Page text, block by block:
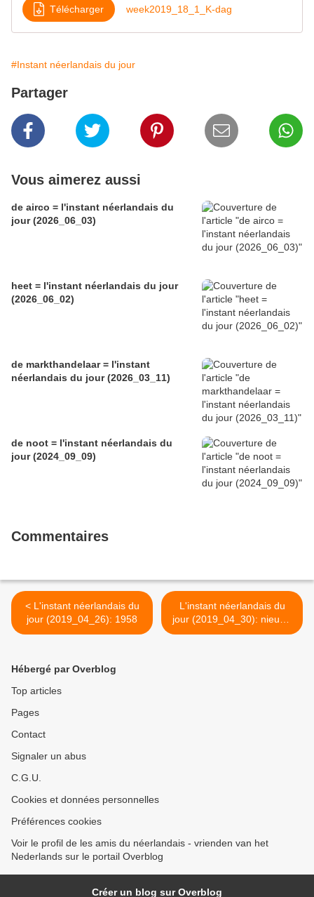
Télécharger week2019_18_1_K-dag
#Instant néerlandais du jour
Partager
Vous aimerez aussi
de airco = l'instant néerlandais du
jour (2026_06_03)
heet = l'instant néerlandais du jour
(2026_06_02)
de markthandelaar = l'instant
néerlandais du jour (2026_03_11)
de noot = l'instant néerlandais du
jour (2024_09_09)
Commentaires
< L'instant néerlandais du
jour (2019_04_26): 1958
L'instant néerlandais du
jour (2019_04_30): nieuwe
lidstaten >
Hébergé par Overblog
Top articles
Pages
Contact
Signaler un abus
C.G.U.
Cookies et données personnelles
Préférences cookies
Voir le profil de les amis du néerlandais - vrienden van het
Nederlands sur le portail Overblog
Créer un blog sur Overblog